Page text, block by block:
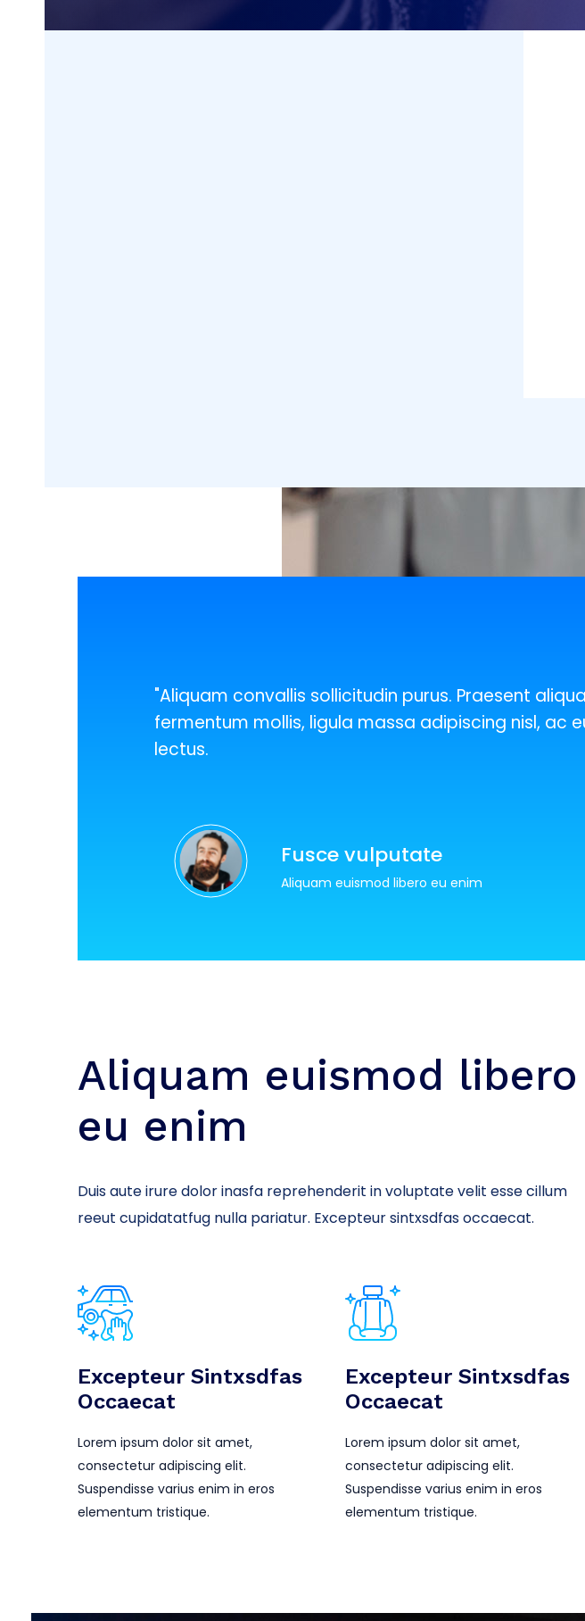
"Aliquam convallis sollicitudin purus. Praesent
fermentum mollis, ligula massa adipiscing nisl, ac
lectus.
Fusce vulputate
Aliquam euismod libero eu enim
Aliquam euismod libero
eu enim
Duis aute irure dolor inasfa reprehenderit in voluptate velit esse cillum
reeut cupidatatfug nulla pariatur. Excepteur sintxsdfas occaecat.
Excepteur Sintxsdfas
Occaecat
Lorem ipsum dolor sit amet,
consectetur adipiscing elit.
Suspendisse varius enim in eros
elementum tristique.
Excepteur Sintxsdfas
Occaecat
Lorem ipsum dolor sit amet,
consectetur adipiscing elit.
Suspendisse varius enim in eros
elementum tristique.